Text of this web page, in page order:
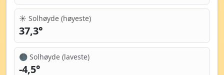
☀️ Solhøyde (høyeste)
37,3°
🌑 Solhøyde (laveste)
-4,5°